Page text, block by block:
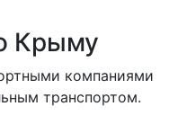
Крыму
компаниями
транспортом.